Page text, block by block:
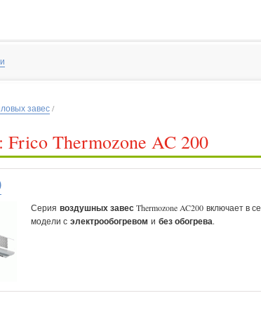
завес/
Thermozone AC 200
Серия воздушных завесThermozone AC200 включает в
модели с электрообогревом и без обогрева.